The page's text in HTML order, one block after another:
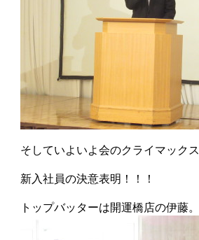
そしていよいよ会のクライマックス
新入社員の決意表明！！！
トップバッターは開運橋店の伊藤。